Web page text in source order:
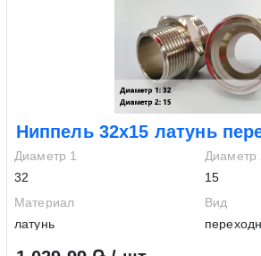
Ниппель 32х15 латунь
Диаметр 1
32
Диаметр
15
Материал
латунь
Вид